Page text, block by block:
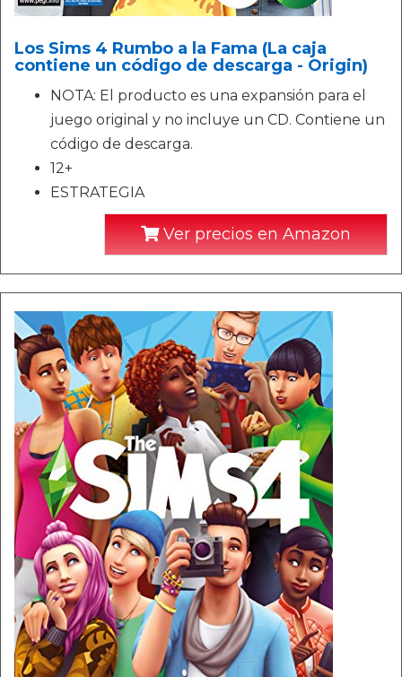
Los Sims 4 Rumbo a la Fama (La caja
contiene un código de descarga - Origin)
NOTA: El producto es una expansión para el
juego original y no incluye un CD. Contiene un
código de descarga.
12+
ESTRATEGIA
Ver precios en Amazon